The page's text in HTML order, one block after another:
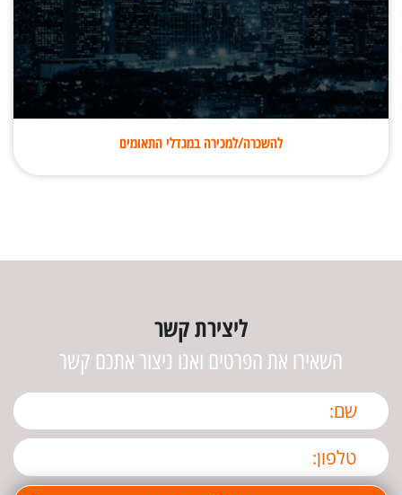
להשכרה/למכירה במגדלי התאומים
ליצירת קשר
השאירו את הפרטים ואנו ניצור אתכם קשר